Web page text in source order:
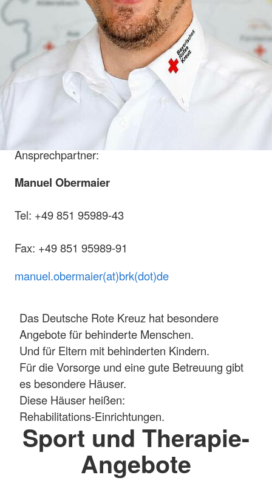
Ansprechpartner:
Manuel Obermaier
Tel: +49 851 95989-43
Fax: +49 851 95989-91
manuel.obermaier(at)brk(dot)de
Das Deutsche Rote Kreuz hat besondere
Angebote für behinderte Menschen.
Und für Eltern mit behinderten Kindern.
Für die Vorsorge und eine gute Betreuung gibt
es besondere Häuser.
Diese Häuser heißen:
Rehabilitations-Einrichtungen.
Sport und Therapie-
Angebote